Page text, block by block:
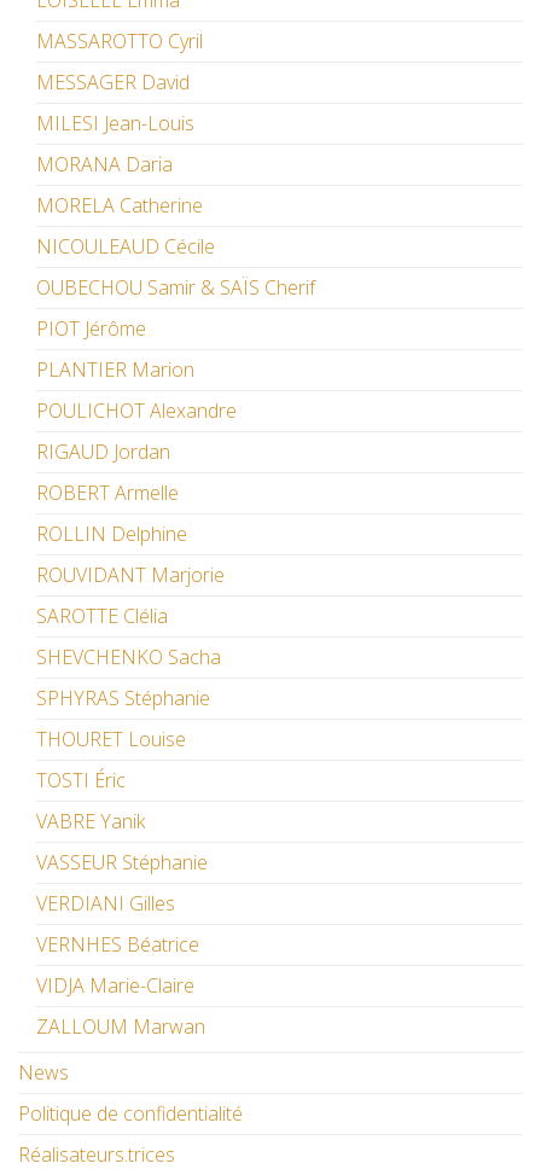
MASSAROTTO Cyril
MESSAGER David
MILESI Jean-Louis
MORANA Daria
MORELA Catherine
NICOULEAUD Cécile
OUBECHOU Samir & SAÏS Cherif
PIOT Jérôme
PLANTIER Marion
POULICHOT Alexandre
RIGAUD Jordan
ROBERT Armelle
ROLLIN Delphine
ROUVIDANT Marjorie
SAROTTE Clélia
SHEVCHENKO Sacha
SPHYRAS Stéphanie
THOURET Louise
TOSTI Éric
VABRE Yanik
VASSEUR Stéphanie
VERDIANI Gilles
VERNHES Béatrice
VIDJA Marie-Claire
ZALLOUM Marwan
News
Politique de confidentialité
Réalisateurs.trices